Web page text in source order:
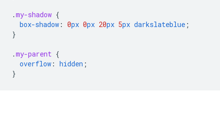
.my-shadow {
box-shadow : 0px 0px 20px 5px darkslateblue ;
}
.my-parent {
overflow : hidden ;
}